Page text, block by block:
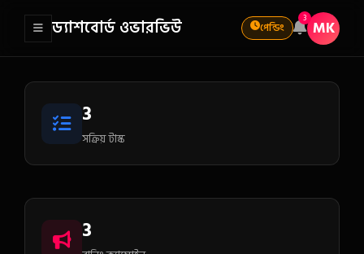
ড্যাশবোর্ড ওভারভিউ পেন্ডিং
3 MK
3
সক্রিয় টাস্ক
3